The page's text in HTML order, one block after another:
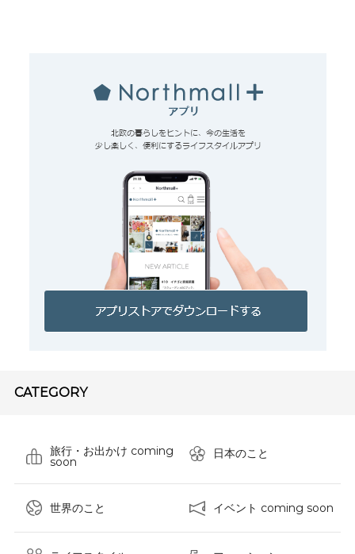
CATEGORY
旅行・お出かけ coming
soon
日本のこと
世界のこと イベント coming soon